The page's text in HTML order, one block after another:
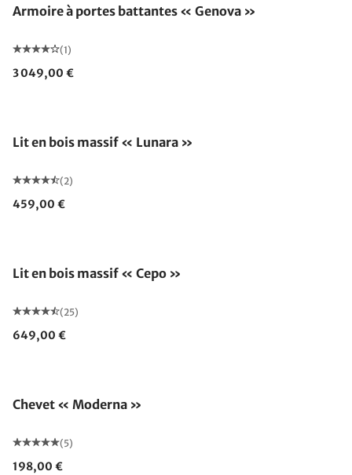
Armoire à portes battantes « Genova »
(1)
3 049,00 €
Lit en bois massif « Lunara »
(2)
459,00 €
Lit en bois massif « Cepo »
(25)
649,00 €
Chevet « Moderna »
(5)
198,00 €